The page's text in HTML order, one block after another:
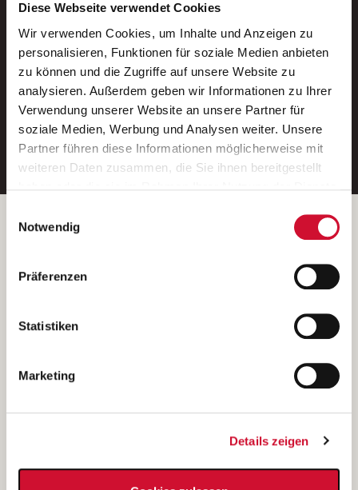
Diese Webseite verwendet Cookies
Wir verwenden Cookies, um Inhalte und Anzeigen zu
personalisieren, Funktionen für soziale Medien anbieten
zu können und die Zugriffe auf unsere Website zu
analysieren. Außerdem geben wir Informationen zu Ihrer
Verwendung unserer Website an unsere Partner für
soziale Medien, Werbung und Analysen weiter. Unsere
Partner führen diese Informationen möglicherweise mit
weiteren Daten zusammen, die Sie ihnen bereitgestellt
Wenn Sie auf „Cookies zulassen“ klicken, so stimmen
Sie der Speicherung sämtlicher Cookies zu. Sie können
Ihre Einwilligung selbstverständlich jederzeit widerrufen,
indem Sie die Cookie-Einstellungen aufrufen und diese
unsererDatenschutzerklärung
Notwendig
Präferenzen
Statistiken
Marketing
Details zeigen
Neue Stellen per E-Mail.
Ein kostenloser Service von AWO
Jobs.
E-Mail-Adresse eintragen
Betreiber der Webseite
Kantstraße 45a
(Ein Tochterunternehmen des AWO Bezirksverbandes Unterfranken
e.V.)
Bewerbung als Altenpflegehelfer*in